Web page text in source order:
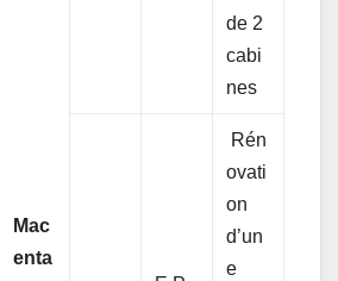
Mac
enta
de 2
cabi
nes
Rén
ovati
on
d’un
e